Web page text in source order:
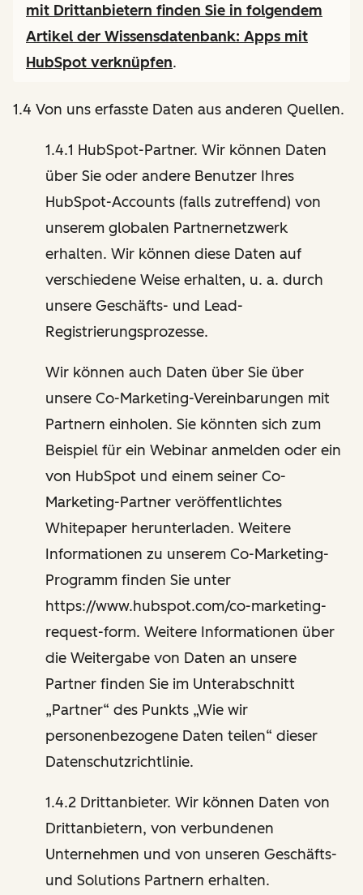
mit Drittanbietern finden Sie in folgendem
Artikel der Wissensdatenbank: Apps mit
HubSpot verknüpfen.
1.4 Von uns erfasste Daten aus anderen Quellen.
1.4.1 HubSpot-Partner. Wir können Daten
über Sie oder andere Benutzer Ihres
HubSpot-Accounts (falls zutreffend) von
unserem globalen Partnernetzwerk
erhalten. Wir können diese Daten auf
verschiedene Weise erhalten, u. a. durch
unsere Geschäfts- und Lead-
Registrierungsprozesse.
Wir können auch Daten über Sie über
unsere Co-Marketing-Vereinbarungen mit
Partnern einholen. Sie könnten sich zum
Beispiel für ein Webinar anmelden oder ein
von HubSpot und einem seiner Co-
Marketing-Partner veröffentlichtes
Whitepaper herunterladen. Weitere
Informationen zu unserem Co-Marketing-
Programm finden Sie unter
https://www.hubspot.com/co-marketing-
request-form. Weitere Informationen über
die Weitergabe von Daten an unsere
Partner finden Sie im Unterabschnitt
„Partner“ des Punkts „Wie wir
personenbezogene Daten teilen“ dieser
Datenschutzrichtlinie.
1.4.2 Drittanbieter. Wir können Daten von
Drittanbietern, von verbundenen
Unternehmen und von unseren Geschäfts-
und Solutions Partnern erhalten.